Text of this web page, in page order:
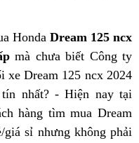
Honda Dream 125 ncx
mà chưa biết Công ty
xe Dream 125 ncx 2024
nhất? - Hiện nay tại
hàng tìm mua Dream
sỉ nhưng không phải